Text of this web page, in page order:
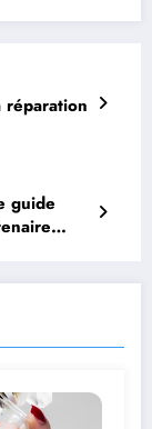
réparation
guide